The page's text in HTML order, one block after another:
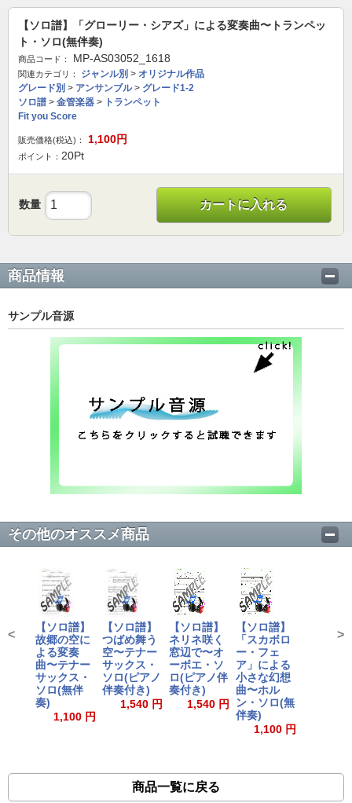
【ソロ譜】「グローリー・シアズ」による変奏曲〜トランペッ
ト・ソロ(無伴奏)
商品コード： MP-AS03052_1618
関連カテゴリ： ジャンル別 > オリジナル作品
グレード別 > アンサンブル> グレード1-2
ソロ譜 > 金管楽器 >
トランペット
Fit you Score
販売価格(税込)： 1,100円
ポイント： 20Pt
数量 カートに入れる
商品情報
サンプル音源
その他のオススメ商品
【ソロ譜】
故郷の空に
よる変奏
曲〜テナー
サックス・
ソロ(無伴
奏)
1,100 円
【ソロ譜】
つばめ舞う
空〜テナー
サックス・
ソロ(ピアノ
伴奏付き)
1,540 円
【ソロ譜】
ネリネ咲く
窓辺で〜オ
ーボエ・ソ
ロ(ピアノ伴
奏付き)
1,540 円
【ソロ譜】
「スカボロ
ー・フェ
ア」による
小さな幻想
曲〜ホル
ン・ソロ(無
伴奏)
1,100 円
< >
商品一覧に戻る